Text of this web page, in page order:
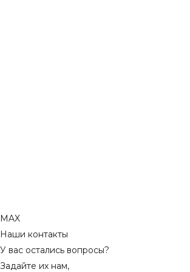
MAX
Наши контакты
У вас остались вопросы?
Задайте их нам,